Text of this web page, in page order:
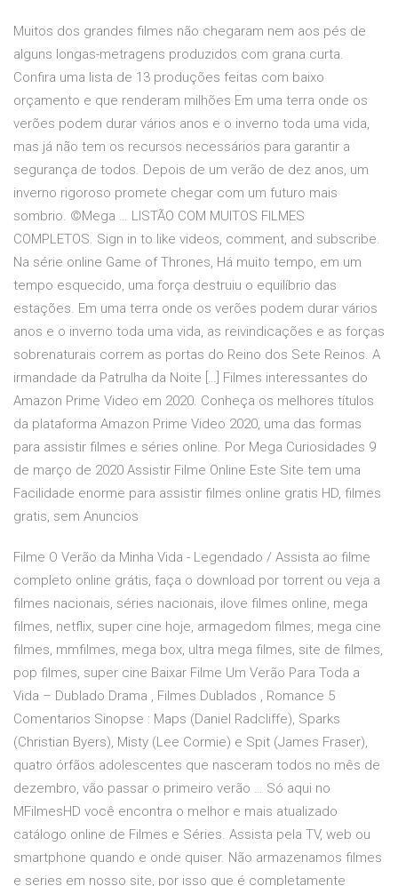
Muitos dos grandes filmes não chegaram nem aos pés de
alguns longas-metragens produzidos com grana curta.
Confira uma lista de 13 produções feitas com baixo
orçamento e que renderam milhões Em uma terra onde os
verões podem durar vários anos e o inverno toda uma vida,
mas já não tem os recursos necessários para garantir a
segurança de todos. Depois de um verão de dez anos, um
inverno rigoroso promete chegar com um futuro mais
sombrio. ©Mega … LISTÃO COM MUITOS FILMES
COMPLETOS. Sign in to like videos, comment, and subscribe.
Na série online Game of Thrones, Há muito tempo, em um
tempo esquecido, uma força destruiu o equilíbrio das
estações. Em uma terra onde os verões podem durar vários
anos e o inverno toda uma vida, as reivindicações e as forças
sobrenaturais correm as portas do Reino dos Sete Reinos. A
irmandade da Patrulha da Noite […] Filmes interessantes do
Amazon Prime Video em 2020. Conheça os melhores títulos
da plataforma Amazon Prime Video 2020, uma das formas
para assistir filmes e séries online. Por Mega Curiosidades 9
de março de 2020 Assistir Filme Online Este Site tem uma
Facilidade enorme para assistir filmes online gratis HD, filmes
gratis, sem Anuncios
Filme O Verão da Minha Vida - Legendado / Assista ao filme
completo online grátis, faça o download por torrent ou veja a
filmes nacionais, séries nacionais, ilove filmes online, mega
filmes, netflix, super cine hoje, armagedom filmes, mega cine
filmes, mmfilmes, mega box, ultra mega filmes, site de filmes,
pop filmes, super cine Baixar Filme Um Verão Para Toda a
Vida – Dublado Drama , Filmes Dublados , Romance 5
Comentarios Sinopse : Maps (Daniel Radcliffe), Sparks
(Christian Byers), Misty (Lee Cormie) e Spit (James Fraser),
quatro órfãos adolescentes que nasceram todos no mês de
dezembro, vão passar o primeiro verão … Só aqui no
MFilmesHD você encontra o melhor e mais atualizado
catálogo online de Filmes e Séries. Assista pela TV, web ou
smartphone quando e onde quiser. Não armazenamos filmes
e series em nosso site, por isso que é completamente